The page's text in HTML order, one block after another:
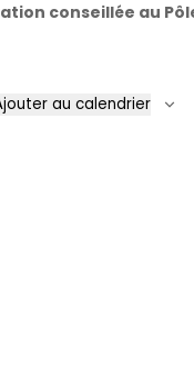
conseillée au
au calendrier